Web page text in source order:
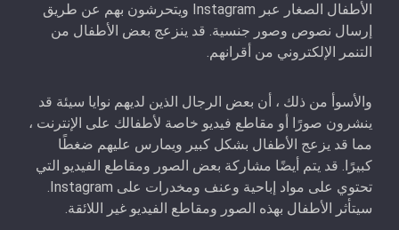
الأطفال الصغار عبر Instagram ويتحرشون بهم عن طريق
إرسال نصوص وصور جنسية. قد ينزعج بعض الأطفال من
التنمر الإلكتروني من أقرانهم.
والأسوأ من ذلك ، أن بعض الرجال الذين لديهم نوايا سيئة قد
ينشرون صورًا أو مقاطع فيديو خاصة لأطفالك على الإنترنت ،
مما قد يزعج الأطفال بشكل كبير ويمارس عليهم ضغطًا
كبيرًا. قد يتم أيضًا مشاركة بعض الصور ومقاطع الفيديو التي
تحتوي على مواد إباحية وعنف ومخدرات على Instagram.
سيتأثر الأطفال بهذه الصور ومقاطع الفيديو غير اللائقة.